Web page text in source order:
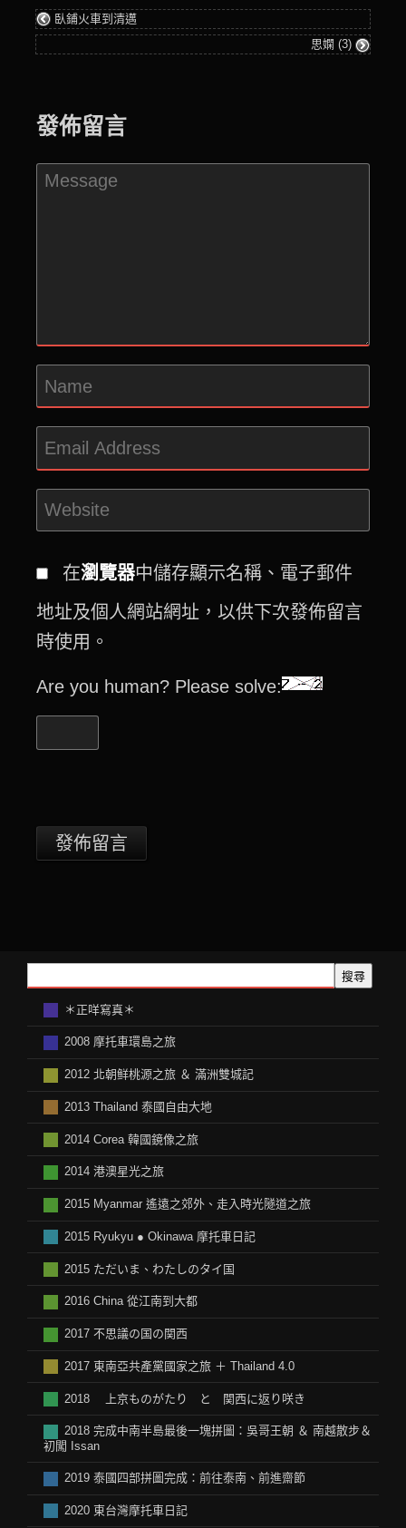
臥鋪火車到清邁
思嫻 (3)
發佈留言
在瀏覽器中儲存顯示名稱、電子郵件
地址及個人網站網址，以供下次發佈留言
時使用。
Are you human? Please solve:
搜尋
＊正咩寫真＊
2008 摩托車環島之旅
2012 北朝鲜桃源之旅 ＆ 滿洲雙城記
2013 Thailand 泰國自由大地
2014 Corea 韓國鏡像之旅
2014 港澳星光之旅
2015 Myanmar 遙遠之郊外、走入時光隧道之旅
2015 Ryukyu ● Okinawa 摩托車日記
2015 ただいま、わたしのタイ国
2016 China 從江南到大都
2017 不思議の国の関西
2017 東南亞共產黨國家之旅 ＋ Thailand 4.0
2018 上京ものがたり と 関西に返り咲き
2018 完成中南半島最後一塊拼圖：吳哥王朝 ＆ 南越散步＆
初闖 Issan
2019 泰國四部拼圖完成：前往泰南、前進齋節
2020 東台灣摩托車日記